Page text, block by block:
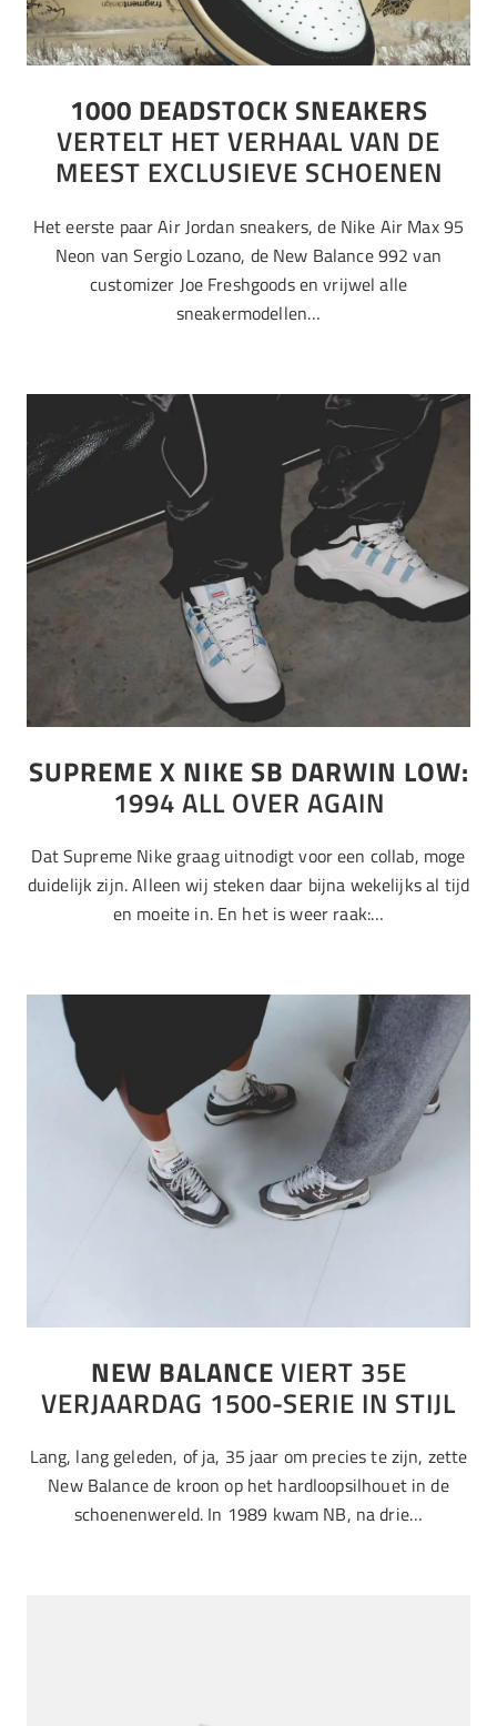
1000 DEADSTOCK SNEAKERS
VERTELT HET VERHAAL VAN DE
MEEST EXCLUSIEVE SCHOENEN
Het eerste paar Air Jordan sneakers, de Nike Air Max 95
Neon van Sergio Lozano, de New Balance 992 van
customizer Joe Freshgoods en vrijwel alle
sneakermodellen…
SUPREME X NIKE SB DARWIN LOW:
1994 ALL OVER AGAIN
Dat Supreme Nike graag uitnodigt voor een collab, moge
duidelijk zijn. Alleen wij steken daar bijna wekelijks al tijd
en moeite in. En het is weer raak:…
NEW BALANCEVIERT 35E
VERJAARDAG 1500-SERIE IN STIJL
Lang, lang geleden, of ja, 35 jaar om precies te zijn, zette
New Balance de kroon op het hardloopsilhouet in de
schoenenwereld. In 1989 kwam NB, na drie…